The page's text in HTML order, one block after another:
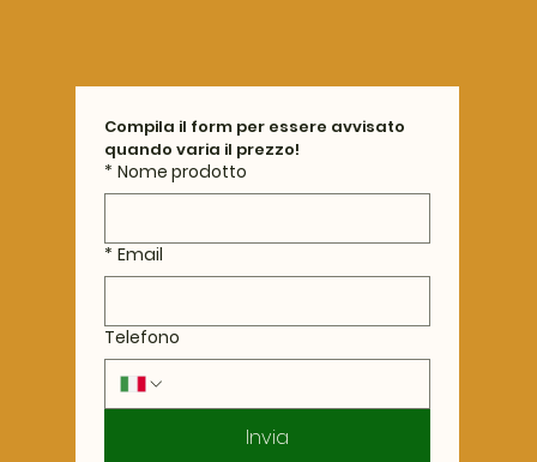
Compila il form per essere avvisato
quando varia il prezzo!
* Nome prodotto
* Email
Telefono
Invia